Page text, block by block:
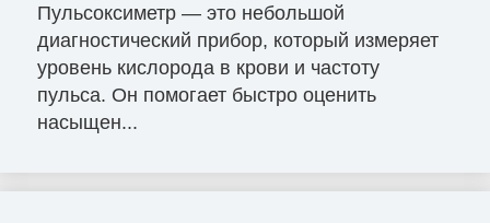
Пульсоксиметр — это небольшой
диагностический прибор, который измеряет
уровень кислорода в крови и частоту
пульса. Он помогает быстро оценить
насыщен...